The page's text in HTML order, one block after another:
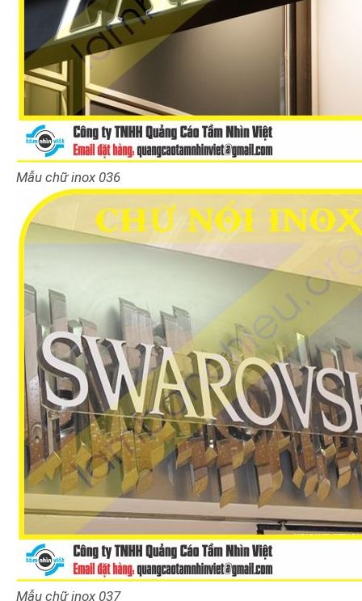
Mẫu chữ inox 036
Mẫu chữ inox 037